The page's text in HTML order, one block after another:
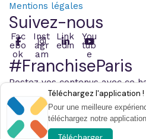
Mentions légales
Suivez-nous
Fac
ebo
ok
Inst
agr
am
Link
edin
You
tub
e
#FranchiseParis
Postez vos contenus avec ce
© 2026 Infopro Digital - Tous les
Paramétrer les cookies
Téléchargez l'application !
Pour une meilleure
téléchargez notre